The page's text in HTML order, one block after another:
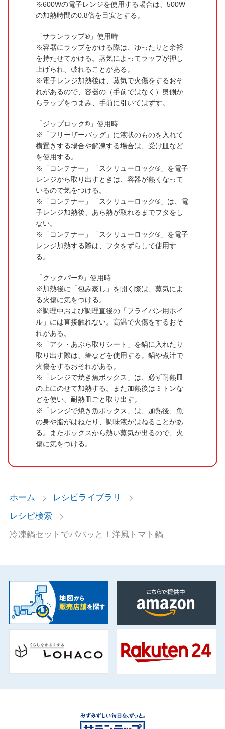
600Wの電子レンジを使用する場合は、500W
の加熱時間の0.8倍を目安とする。
「サランラップ®」使用時
容器にラップをかける際は、ゆったりと余裕
を持たせてかける。蒸気によってラップが押し
上げられ、破れることがある。
電子レンジ加熱後は、蒸気で火傷をするおそ
れがあるので、容器の（手前ではなく）奥側か
らラップをつまみ、手前に引いてはずす。
「ジップロック®」使用時
「フリーザーバッグ」に液状のものを入れて
横置きする場合や解凍する場合は、受け皿など
を使用する。
「コンテナー」「スクリューロック®」を電子
レンジから取り出すときは、容器が熱くなって
いるので気をつける。
「コンテナー」「スクリューロック®」は、電
子レンジ加熱後、あら熱が取れるまでフタをし
ない。
「コンテナー」「スクリューロック®」を電子
レンジ加熱する際は、フタをずらして使用す
る。
「クックパー®」使用時
加熱後に「包み蒸し」を開く際は、蒸気によ
る火傷に気をつける。
調理中および調理直後の「フライパン用ホイ
ル」には直接触れない。高温で火傷をするおそ
れがある。
「アク・あぶら取りシート」を鍋に入れたり
取り出す際は、箸などを使用する。鍋や煮汁で
火傷をするおそれがある。
「レンジで焼き魚ボックス」は、必ず耐熱皿
の上にのせて加熱する。また加熱後はミトンな
どを使い、耐熱皿ごと取り出す。
「レンジで焼き魚ボックス」は、加熱後、魚
の身や脂がはねたり、調味液がはねることがあ
る。またボックスから熱い蒸気が出るので、火
傷に気をつける。
ホーム
レシピライブラリ
レシピ検索
冷凍鍋セットでパパッと！洋風トマト鍋